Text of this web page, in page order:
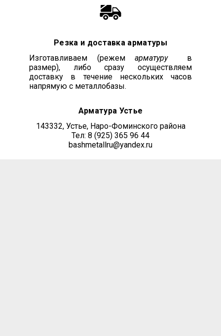
Резка и доставка арматуры
Изготавливаем (режем арматуру
в
размер), либо сразу осуществляем
доставку в течение нескольких часов
напрямую с металлобазы.
Арматура Устье
143332, Устье, Наро-Фоминского района
Тел: 8 (925) 365 96 44
bashmetallru@yandex.ru